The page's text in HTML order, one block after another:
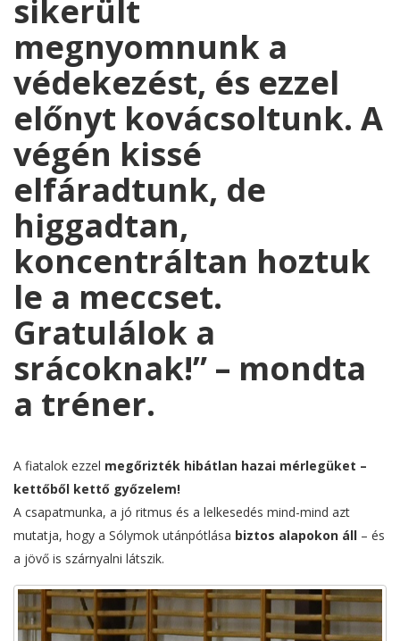
sikerült
megnyomnunk a
védekezést, és ezzel
előnyt kovácsoltunk. A
végén kissé
elfáradtunk, de
higgadtan,
koncentráltan hoztuk
le a meccset.
Gratulálok a
srácoknak!” – mondta
a tréner.
A fiatalok ezzel megőrizték hibátlan hazai mérlegüket –
kettőből kettő győzelem!
A csapatmunka, a jó ritmus és a lelkesedés mind-mind azt
mutatja, hogy a Sólymok utánpótlása biztos alapokon áll – és
a jövő is szárnyalni látszik.